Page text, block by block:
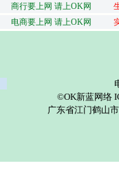
商行要上网 请上OK网
电商要上网 请上OK网
©OK新蓝网络
广东省江门鹤山